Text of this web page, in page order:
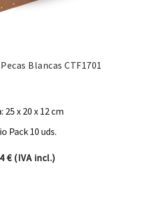
Blancas CTF1701
25 x 20 x 12 cm
Pack 10 uds.
€(IVA incl.)